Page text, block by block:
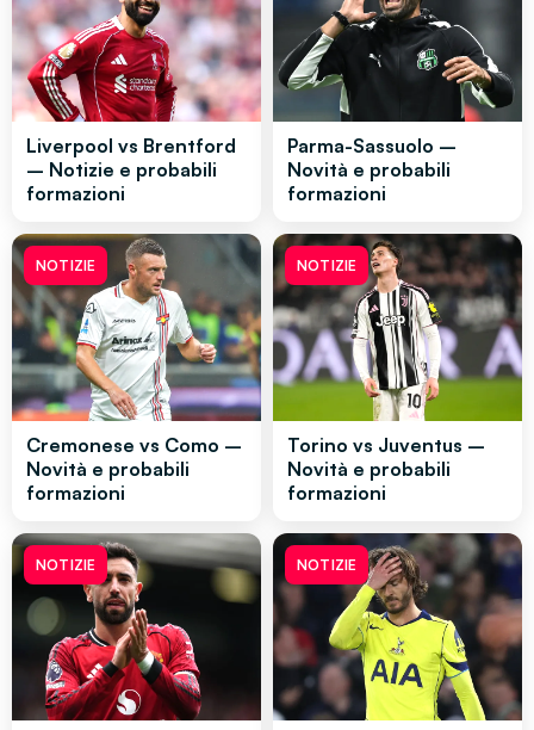
Liverpool vs Brentford
– Notizie e probabili
formazioni
Parma-Sassuolo –
Novità e probabili
formazioni
NOTIZIE
Cremonese vs Como –
Novità e probabili
formazioni
NOTIZIE
Torino vs Juventus –
Novità e probabili
formazioni
NOTIZIE NOTIZIE